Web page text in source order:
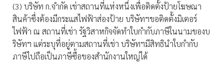
(3) บริษัท ก.จำกัด เช่าสถานที่แห่งหนึ่งเพื่อติดตั้งป้ายโฆษณา
สินค้าซึ่งต้องมีกระแสไฟฟ้าส่องป้าย บริษัทฯขอติดตั้งมิเตอร์
ไฟฟ้า ณ สถานที่เช่า รัฐวิสาหกิจจัดทำใบกำกับภาษีในนามของบ
ริษัทฯ แต่ระบุที่อยู่ตามสถานที่เช่า บริษัทฯมีสิทธินำใบกำกับ
ภาษีไปถือเป็นภาษีซื้อของสำนักงานใหญ่ได้